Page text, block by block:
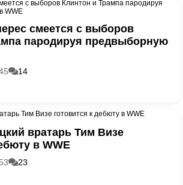
смеется с выборов
пародируя предвыборную
14
вратарь Тим Визе
в WWE
23